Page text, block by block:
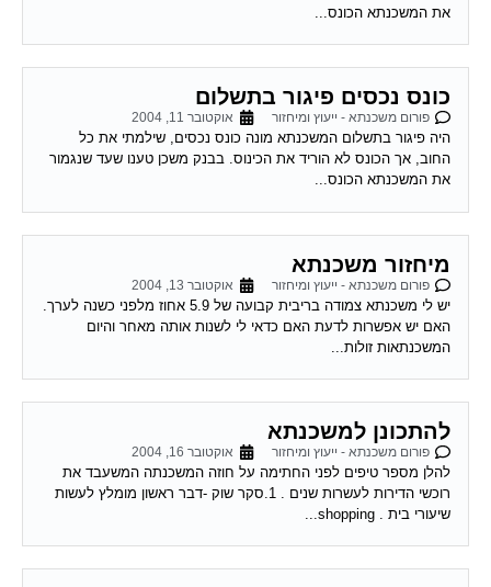
וביטל חתונתו
פורום משכנתא - ייעוץ ומיחזור אוקטובר 17, 2004
רמי שלום, אבקש חוות דעתך בסוגיה הבאה; אחותי נרשמה לנישואין
ועל בסיס רישום זה ניתנה לה ולבן זוגה תעודת זכאות ונתקבלה הלוואת
משרד השיכון והלוואות...
משכנתא
פורום משכנתא - ייעוץ ומיחזור אוקטובר 17, 2004
שלום לרמי. אני שוקל לקחת משכנתא לצורך קניית הדירה. כיום עם
הריביות במשק שיחסית אינן גבוהות איני בטוח איזה סוג של משכנתא
לקחת. ידוע לי...
גרירת משכנתא – מכתב כוונות מהבנק
פורום משכנתא - ייעוץ ומיחזור אוקטובר 28, 2004
אנו רוכשים דירה מאדם שיש לו משכנתא על הנכס אותו אנו מעויניים
לקנות, (מישכן את הבית גם לטובת הנכס החדש שאותו מתכוון לקנות).
גובה סכום...